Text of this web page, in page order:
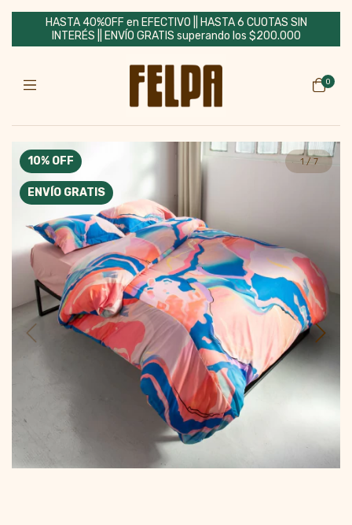
HASTA 40%OFF en EFECTIVO || HASTA 6 CUOTAS SIN
INTERÉS || ENVÍO GRATIS superando los $200.000
0
10% OFF
ENVÍO GRATIS
1 / 7